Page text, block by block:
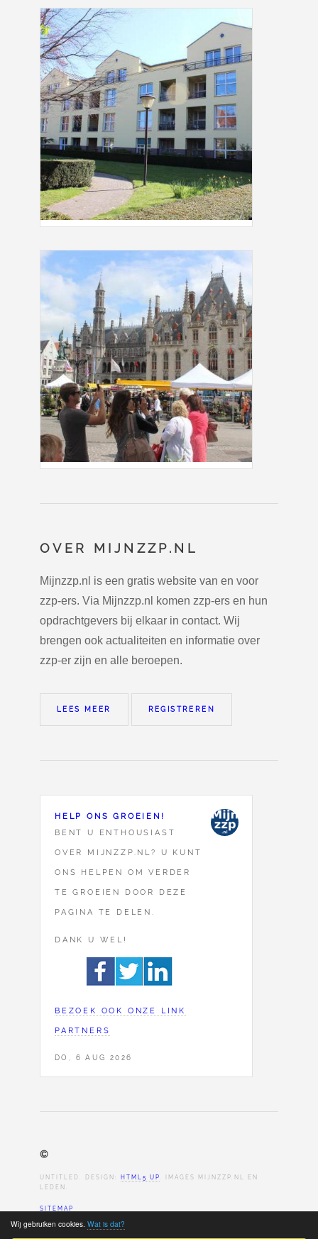
Wij gebruiken cookies. Wat is dat?
OVER MIJNZZP.NL
Mijnzzp.nl is een gratis website van en voor
zzp-ers. Via Mijnzzp.nl komen zzp-ers en hun
opdrachtgevers bij elkaar in contact. Wij
brengen ook actualiteiten en informatie over
zzp-er zijn en alle beroepen.
LEES MEER REGISTREREN
HELP ONS GROEIEN!
BENT U ENTHOUSIAST
OVER MIJNZZP.NL? U KUNT
ONS HELPEN OM VERDER
TE GROEIEN DOOR DEZE
PAGINA TE DELEN.
DANK U WEL!
BEZOEK OOK ONZE LINK
PARTNERS
DO, 6 AUG 2026
©
UNTITLED. DESIGN: HTML5 UP. IMAGES MIJNZZP.NL EN
LEDEN.
SITEMAP